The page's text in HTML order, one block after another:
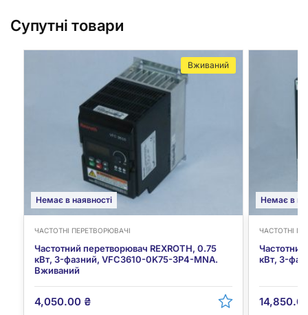
Супутні товари
Немає в наявності
Вживаний
ЧАСТОТНІ ПЕРЕТВОРЮВАЧІ
Частотний перетворювач REXROTH, 0.75
кВт, 3-фазний, VFC3610-0K75-3P4-MNA.
Вживаний
4,050.00 ₴
Немає в
ЧАСТОТНІ
Частотний
кВт, 3-